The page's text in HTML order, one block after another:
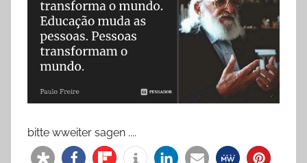
bitte wweiter sagen ....